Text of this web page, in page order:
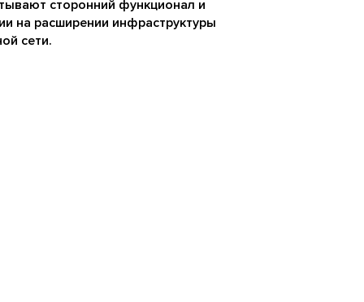
сторонний функционал и
на расширении инфраструктуры
сети.